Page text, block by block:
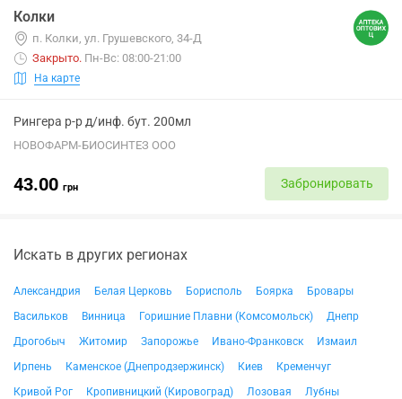
Колки
п. Колки, ул. Грушевского, 34-Д
Закрыто. Пн-Вс: 08:00-21:00
На карте
Рингера р-р д/инф. бут. 200мл
НОВОФАРМ-БИОСИНТЕЗ ООО
43.00 грн Забронировать
Искать в других регионах
Александрия Белая Церковь Борисполь Боярка
Бровары
Васильков
Винница Горишние Плавни (Комсомольск)
Днепр
Дрогобыч
Житомир Запорожье Ивано-Франковск
Измаил
Ирпень
Каменское (Днепродзержинск) Киев
Кременчуг
Кривой Рог
Кропивницкий (Кировоград) Лозовая
Лубны